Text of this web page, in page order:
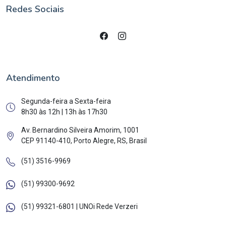
Redes Sociais
Atendimento
Segunda-feira a Sexta-feira
8h30 às 12h | 13h às 17h30
Av. Bernardino Silveira Amorim, 1001
CEP 91140-410, Porto Alegre, RS, Brasil
(51) 3516-9969
(51) 99300-9692
(51) 99321-6801 | UNOi Rede Verzeri